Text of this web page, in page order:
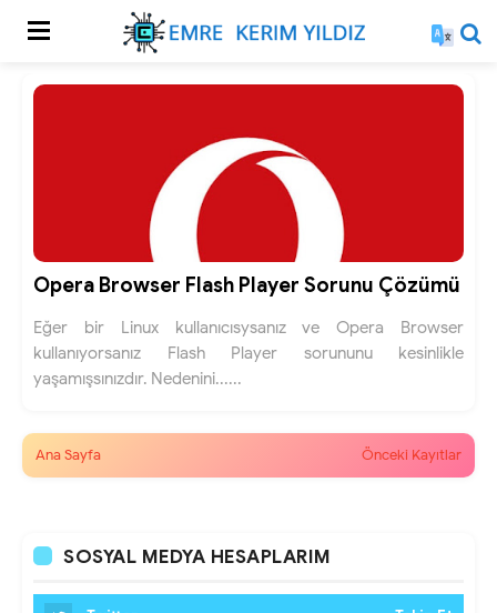
Opera Browser Flash Player Sorunu Çözümü
Eğer bir Linux kullanıcısysanız ve Opera Browser
kullanıyorsanız Flash Player sorununu kesinlikle
yaşamışsınızdır. Nedenini......
Önceki Kayıtlar
Ana Sayfa
SOSYAL MEDYA HESAPLARIM